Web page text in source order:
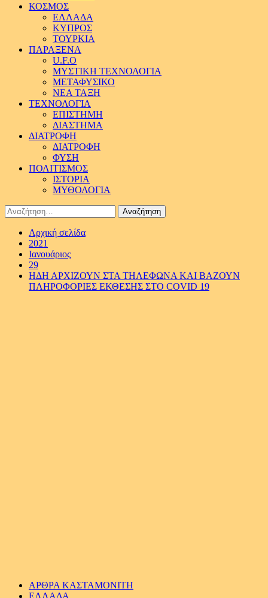
ΚΟΣΜΟΣ
ΕΛΛΑΔΑ
ΚΥΠΡΟΣ
ΤΟΥΡΚΙΑ
ΠΑΡΑΞΕΝΑ
U.F.O
ΜΥΣΤΙΚΗ ΤΕΧΝΟΛΟΓΙΑ
ΜΕΤΑΦΥΣΙΚΟ
ΝΕΑ ΤΑΞΗ
ΤΕΧΝΟΛΟΓΙΑ
ΕΠΙΣΤΗΜΗ
ΔΙΑΣΤΗΜΑ
ΔΙΑΤΡΟΦΗ
ΔΙΑΤΡΟΦΗ
ΦΥΣΗ
ΠΟΛΙΤΙΣΜΟΣ
ΙΣΤΟΡΙΑ
ΜΥΘΟΛΟΓΙΑ
Αναζήτηση
για:
Αρχική σελίδα
2021
Ιανουάριος
29
ΗΔΗ ΑΡΧΙΖΟΥΝ ΣΤΑ ΤΗΛΕΦΩΝΑ ΚΑΙ ΒΑΖΟΥΝ
ΠΛΗΡΟΦΟΡΙΕΣ ΕΚΘΕΣΗΣ ΣTO COVID 19
ΑΡΘΡΑ ΚΑΣΤΑΜΟΝΙΤΗ
ΕΛΛΑΔΑ